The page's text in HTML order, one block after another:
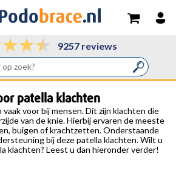
9257 reviews
patella klachten
vaak voor bij mensen. Dit zijn klachten die
van de knie. Hierbij ervaren de meeste
buigen of krachtzetten. Onderstaande
bij deze patella klachten. Wilt u
klachten? Leest u dan hieronder verder!